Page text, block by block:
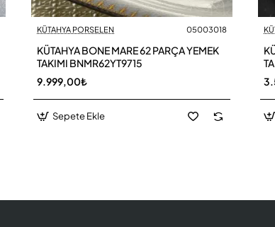
KÜTAHYA PORSELEN 05003018
KÜTAHYA BONE MARE 62 PARÇA YEMEK
TAKIMI BNMR62YT9715
9.999,00₺
Sepete Ekle